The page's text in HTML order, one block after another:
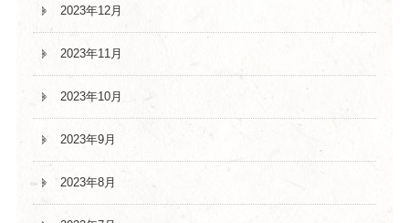
2023年12月
2023年11月
2023年10月
2023年9月
2023年8月